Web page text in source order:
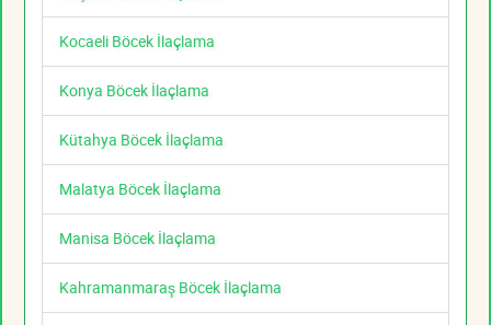
Kocaeli Böcek İlaçlama
Konya Böcek İlaçlama
Kütahya Böcek İlaçlama
Malatya Böcek İlaçlama
Manisa Böcek İlaçlama
Kahramanmaraş Böcek İlaçlama